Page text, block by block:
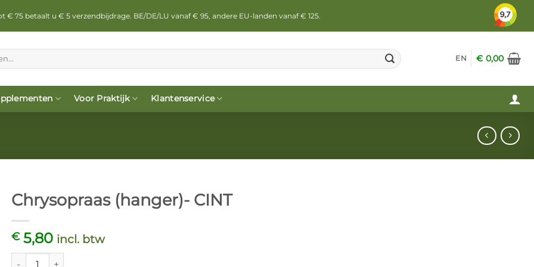
75 betaalt u € 5 verzendbijdrage. BE/DE/LU vanaf € 95, andere EU-landen vanaf € 125.
EN €0,00
Voor Praktijk Klantenservice
Chrysopraas (hanger)- CINT
€5,80 incl. btw
Chrysopraas (hanger)- CINT aantal